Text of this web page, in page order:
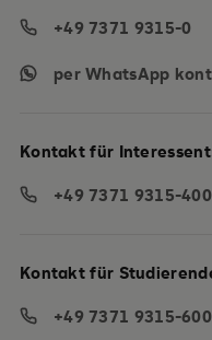
+49 7371 9315-0
per WhatsApp
Kontakt für
+49 7371 9315-400
Kontakt für
+49 7371 9315-600